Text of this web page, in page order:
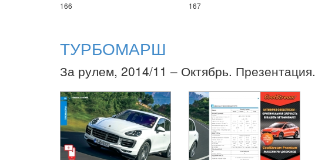
166 167
ТУРБОМАРШ
За рулем, 2014/11 – Октябрь. Презентация.